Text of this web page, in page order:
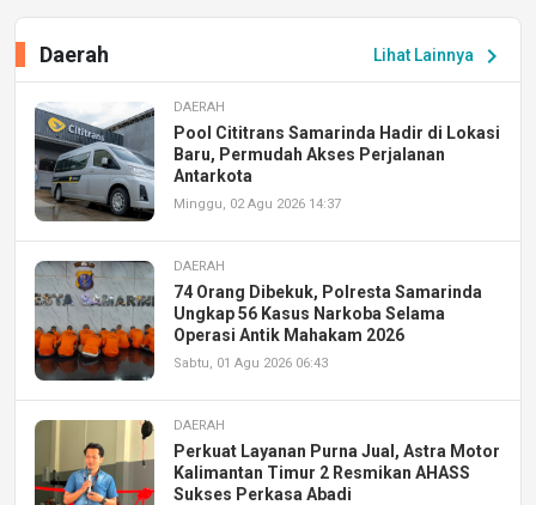
Lihat Lainnya chevron_right
Daerah
DAERAH
Pool Cititrans Samarinda Hadir di Lokasi
Baru, Permudah Akses Perjalanan
Antarkota
Minggu, 02 Agu 2026 14:37
DAERAH
74 Orang Dibekuk, Polresta Samarinda
Ungkap 56 Kasus Narkoba Selama
Operasi Antik Mahakam 2026
Sabtu, 01 Agu 2026 06:43
DAERAH
Perkuat Layanan Purna Jual, Astra Motor
Kalimantan Timur 2 Resmikan AHASS
Sukses Perkasa Abadi